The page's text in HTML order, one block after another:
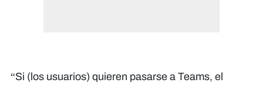
“Si (los usuarios) quieren pasarse a Teams, el